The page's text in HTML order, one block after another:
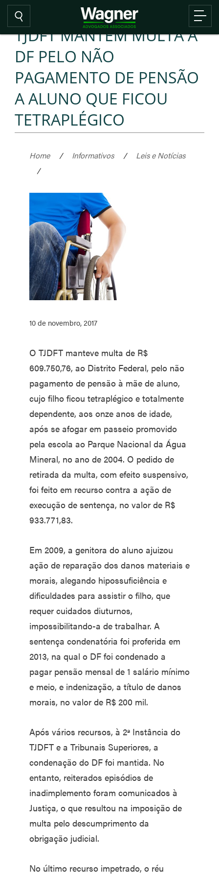
TJDFT MANTÉM MULTA A
DF PELO NÃO
PAGAMENTO DE PENSÃO
A ALUNO QUE FICOU
TETRAPLÉGICO
Home / Informativos /
Leis e Notícias
/
10 de novembro, 2017
O TJDFT manteve multa de R$
609.750,76, ao Distrito Federal, pelo não
pagamento de pensão à mãe de aluno,
cujo filho ficou tetraplégico e totalmente
dependente, aos onze anos de idade,
após se afogar em passeio promovido
pela escola ao Parque Nacional da Água
Mineral, no ano de 2004. O pedido de
retirada da multa, com efeito suspensivo,
foi feito em recurso contra a ação de
execução de sentença, no valor de R$
933.771,83.
Em 2009, a genitora do aluno ajuizou
ação de reparação dos danos materiais e
morais, alegando hipossuficiência e
dificuldades para assistir o filho, que
requer cuidados diuturnos,
impossibilitando-a de trabalhar. A
sentença condenatória foi proferida em
2013, na qual o DF foi condenado a
pagar pensão mensal de 1 salário mínimo
e meio, e indenização, a título de danos
morais, no valor de R$ 200 mil.
Após vários recursos, à 2ª Instância do
TJDFT e a Tribunais Superiores, a
condenação do DF foi mantida. No
entanto, reiterados episódios de
inadimplemento foram comunicados à
Justiça, o que resultou na imposição de
multa pelo descumprimento da
obrigação judicial.
No último recurso impetrado, o réu